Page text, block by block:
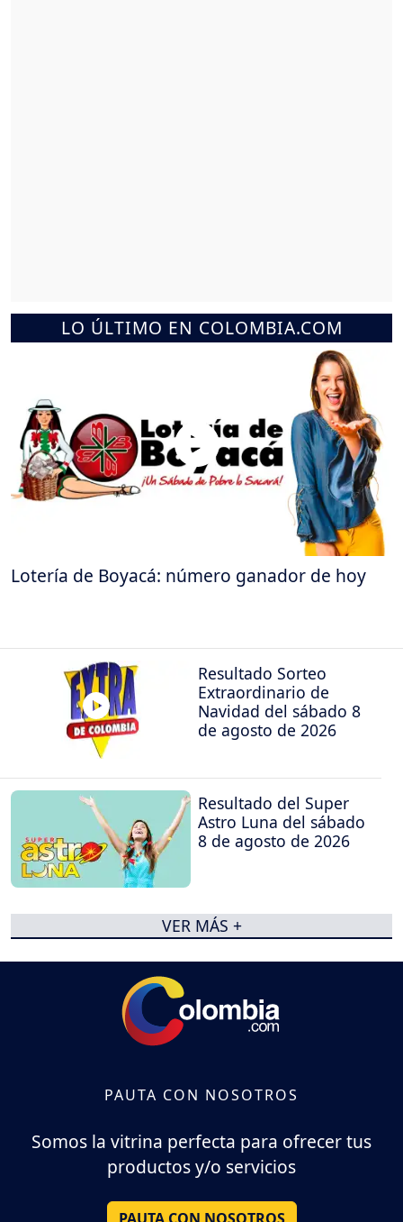
LO ÚLTIMO EN COLOMBIA.COM
Lotería de Boyacá: número ganador de hoy
Resultado Sorteo
Extraordinario de
Navidad del sábado 8
de agosto de 2026
Resultado del Super
Astro Luna del sábado
8 de agosto de 2026
VER MÁS +
PAUTA CON NOSOTROS
Somos la vitrina perfecta para ofrecer tus
productos y/o servicios
PAUTA CON NOSOTROS